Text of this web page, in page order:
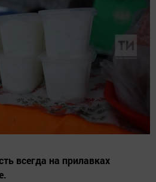
всегда на прилавках